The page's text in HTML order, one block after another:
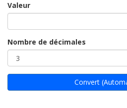
Valeur
Nombre de décimales
Convert